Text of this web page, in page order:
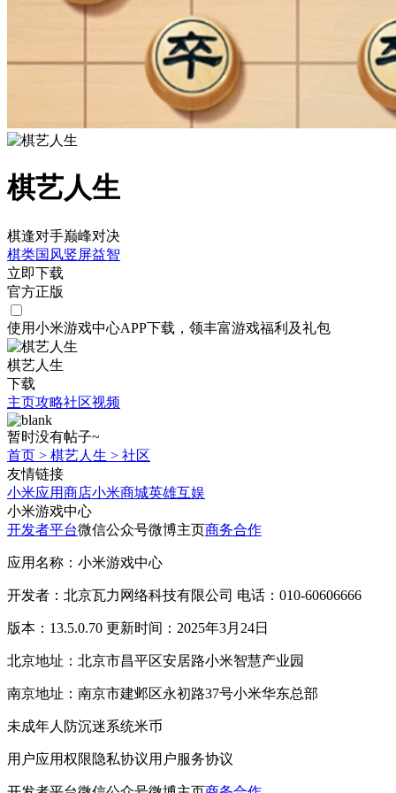
棋艺人生
棋逢对手巅峰对决
棋类国风竖屏益智
立即下载
官方正版
使用小米游戏中心APP下载 ，领丰富游戏福利 及礼包
棋艺人生
下载
主页攻略社区视频
暂时没有帖子~
首页 > 棋艺人生 > 社区
友情链接
小米应用商店小米商城英雄互娱
小米游戏中心
开发者平台微信公众号微博主页商务合作
应用名称：小米游戏中心
开发者：北京瓦力网络科技有限公司 电话：010-60606666
版本：13.5.0.70 更新时间：2025年3月24日
北京地址：北京市昌平区安居路小米智慧产业园
南京地址：南京市建邺区永初路37号小米华东总部
未成年人防沉迷系统米币
用户应用权限隐私协议用户服务协议